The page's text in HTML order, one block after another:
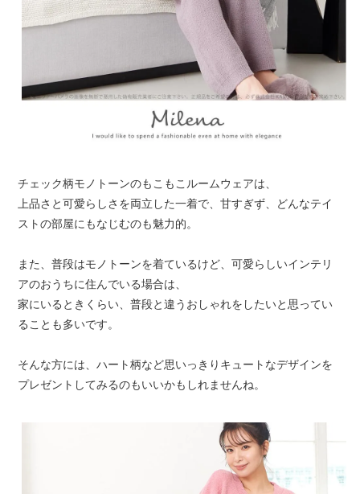
チェック柄モノトーンのもこもこルームウェアは、
上品さと可愛らしさを両立した一着で、甘すぎず、どんなテイ
ストの部屋にもなじむのも魅力的。
また、普段はモノトーンを着ているけど、可愛らしいインテリ
アのおうちに住んでいる場合は、
家にいるときくらい、普段と違うおしゃれをしたいと思ってい
ることも多いです。
そんな方には、ハート柄など思いっきりキュートなデザインを
プレゼントしてみるのもいいかもしれませんね。